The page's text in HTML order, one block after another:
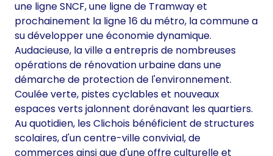
une ligne SNCF, une ligne de Tramway et
prochainement la ligne 16 du métro, la commune a
su développer une économie dynamique.
Audacieuse, la ville a entrepris de nombreuses
opérations de rénovation urbaine dans une
démarche de protection de l'environnement.
Coulée verte, pistes cyclables et nouveaux
espaces verts jalonnent dorénavant les quartiers.
Au quotidien, les Clichois bénéficient de structures
scolaires, d'un centre-ville convivial, de
commerces ainsi que d'une offre culturelle et